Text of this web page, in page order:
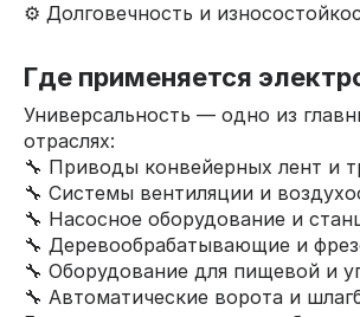
⚙️ Долговечность и
Где применяется
Универсальность — одно из
отраслях:
🔧 Приводы конвейерных лент и
🔧 Системы вентиляции и
🔧 Насосное оборудование и
🔧 Деревообрабатывающие и
🔧 Оборудование для пищевой и
🔧 Автоматические ворота и